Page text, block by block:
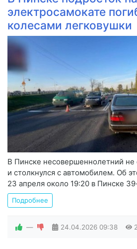
электросамокате
колесами легковушки
В Пинске несовершеннолетний не
и столкнулся с автомобилем. Об
23 апреля около 19:20 в Пинске
Подробнее
— 24.04.2026 09:38